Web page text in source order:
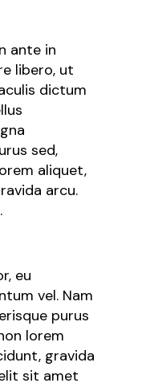
ante in
libero, ut
dictum
sed,
aliquet,
arcu.
eu
vel. Nam
purus
lorem
gravida
sit amet